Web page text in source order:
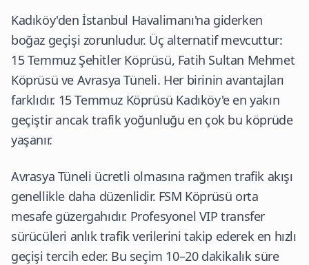
Kadıköy'den İstanbul Havalimanı'na giderken
boğaz geçişi zorunludur. Üç alternatif mevcuttur:
15 Temmuz Şehitler Köprüsü, Fatih Sultan Mehmet
Köprüsü ve Avrasya Tüneli. Her birinin avantajları
farklıdır. 15 Temmuz Köprüsü Kadıköy'e en yakın
geçiştir ancak trafik yoğunluğu en çok bu köprüde
yaşanır.
Avrasya Tüneli ücretli olmasına rağmen trafik akışı
genellikle daha düzenlidir. FSM Köprüsü orta
mesafe güzergahıdır. Profesyonel VIP transfer
sürücüleri anlık trafik verilerini takip ederek en hızlı
geçişi tercih eder. Bu seçim 10–20 dakikalık süre